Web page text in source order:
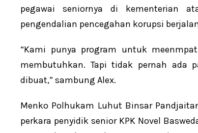
pegawai seniornya di kementerian
pengendalian pencegahan korupsi
“Kami punya program untuk
membutuhkan. Tapi tidak pernah ada
dibuat,” sambung Alex.
Menko Polhukam Luhut Binsar
perkara penyidik senior KPK Novel